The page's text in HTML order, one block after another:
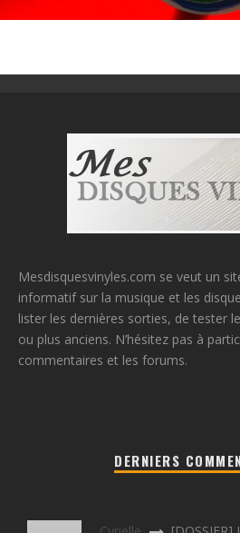
Mesdisquesvinyles.com se veut un
informatif sur la musique et les
lister les dernières sorties, de tester
ou plus anciens. N’hésitez pas à
commentaires et les forums.
DERNIERS